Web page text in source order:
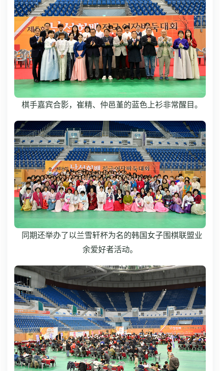
棋手嘉宾合影，崔精、仲邑堇的蓝色上衫非常醒目。
同期还举办了以兰雪轩杯为名的韩国女子围棋联盟业
余爱好者活动。